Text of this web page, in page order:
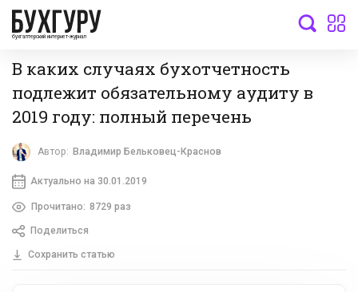
бухгалтерский интернет-журнал
В каких случаях бухотчетность
подлежит обязательному аудиту в
2019 году: полный перечень
Автор: Владимир Бельковец-Краснов
Актуально на 30.01.2019
Прочитано: 8729 раз
Поделиться
Сохранить статью